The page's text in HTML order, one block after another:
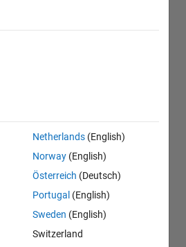
Netherlands (English)
Norway (English)
Österreich (Deutsch)
Portugal (English)
Sweden (English)
Switzerland